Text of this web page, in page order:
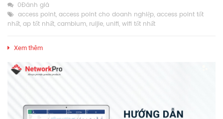
0Đánh giá
access point, access point cho doanh nghiệp, access point tốt
nhất, ap tốt nhất, cambium, ruijie, unifi, wifi tốt nhất
Xem thêm